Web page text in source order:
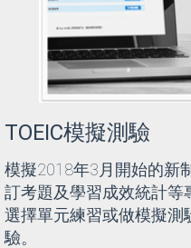
TOEIC模擬測驗
模擬2018年3月開始的新
訂考題及學習成效統計
選擇單元練習或做模擬測
驗。